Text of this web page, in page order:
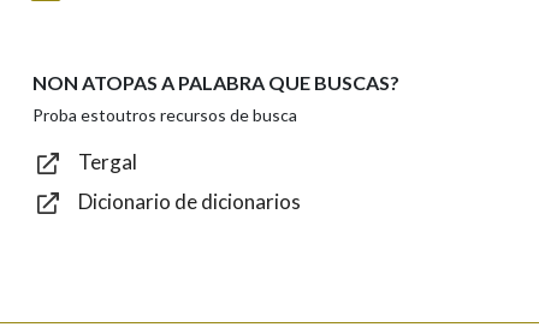
Enviar
NON ATOPAS A PALABRA QUE BUSCAS?
Proba estoutros recursos de busca
Tergal
Dicionario de dicionarios